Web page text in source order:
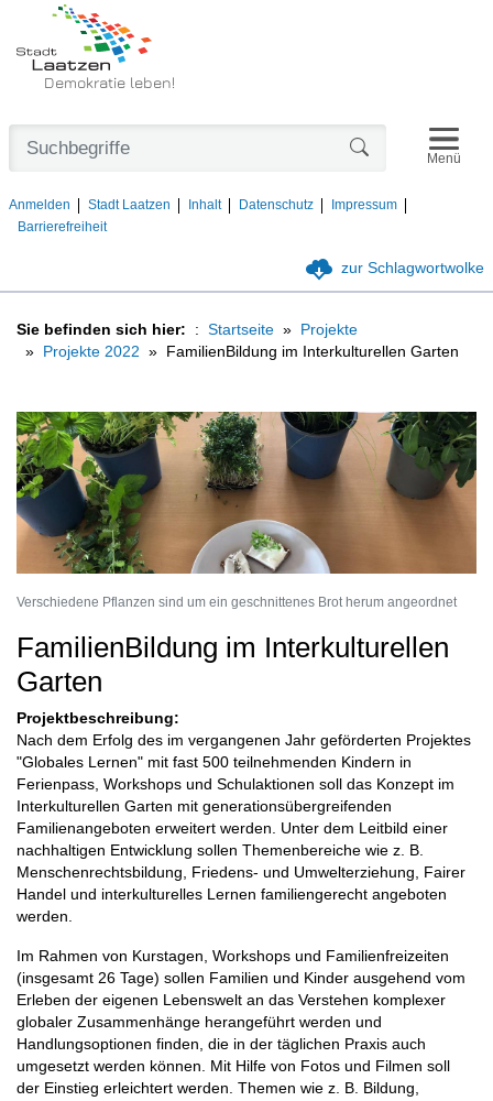
Demokratie leben!
Anmelden Stadt Laatzen Inhalt Datenschutz
Impressum
Barrierefreiheit
Menü
zur Schlagwortwolke
Sie befinden sich hier: Startseite
Projekte
Projekte 2022
FamilienBildung im Interkulturellen Garten
Verschiedene Pflanzen sind um ein geschnittenes Brot herum angeordnet
FamilienBildung im Interkulturellen
Garten
Projektbeschreibung:
Nach dem Erfolg des im vergangenen Jahr geförderten Projektes
"Globales Lernen" mit fast 500 teilnehmenden Kindern in
Ferienpass, Workshops und Schulaktionen soll das Konzept im
Interkulturellen Garten mit generationsübergreifenden
Familienangeboten erweitert werden. Unter dem Leitbild einer
nachhaltigen Entwicklung sollen Themenbereiche wie z. B.
Menschenrechtsbildung, Friedens- und Umwelterziehung, Fairer
Handel und interkulturelles Lernen familiengerecht angeboten
werden.
Im Rahmen von Kurstagen, Workshops und Familienfreizeiten
(insgesamt 26 Tage) sollen Familien und Kinder ausgehend vom
Erleben der eigenen Lebenswelt an das Verstehen komplexer
globaler Zusammenhänge herangeführt werden und
Handlungsoptionen finden, die in der täglichen Praxis auch
umgesetzt werden können. Mit Hilfe von Fotos und Filmen soll
der Einstieg erleichtert werden. Themen wie z. B. Bildung,